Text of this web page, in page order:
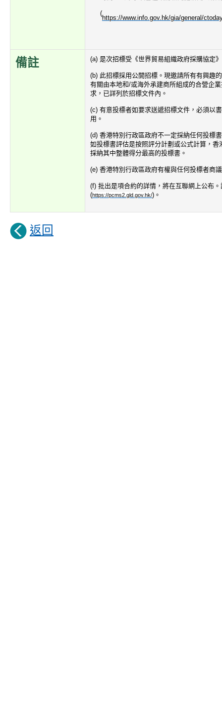
(https://www.info.gov.hk/gia/general/
備註 (a) 是次招標受《世界貿易組織政府採購協定
(b) 此招標採用公開招標。現邀請所有有興趣
有關由本地和/或海外承建商所組成的合營企
求，已詳列於招標文件內。
(c) 有意投標者如要求送遞招標文件，必須以
用。
(d) 香港特別行政區政府不一定採納任何投標
如投標書評估是按照評分計劃或公式計算，香
採納其中整體得分最高的投標書。
(e) 香港特別行政區政府有權與任何投標者商
(f) 批出是項合約的詳情，將在互聯網上公布
(https://pcms2.gld.gov.hk/)。
返回